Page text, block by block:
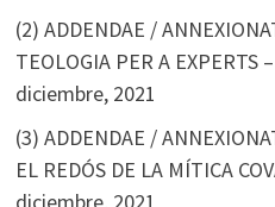
(2) ADDENDAE /
TEOLOGIA PER A EXPERTS
diciembre, 2021
(3) ADDENDAE /
EL REDÓS DE LA MÍTICA